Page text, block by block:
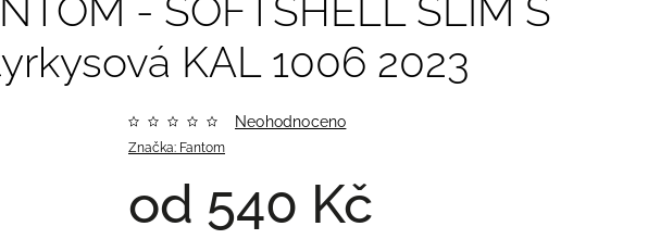
- SOFTSHELL SLIM S
KAL 1006 2023
Značka: Fantom
Neohodnoceno
od 540 Kč